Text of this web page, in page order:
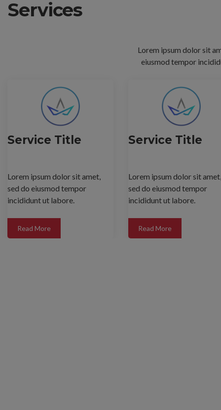
Services
Lorem ipsum dolor sit
eiusmod tempor
Service Title
Lorem ipsum dolor sit amet,
sed do eiusmod tempor
incididunt ut labore.
Read More
Service Title
Lorem ipsum dolor sit amet,
sed do eiusmod tempor
incididunt ut labore.
Read More